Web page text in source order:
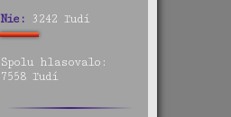
Nie: 3242 ľudí
Spolu hlasovalo:
7558 ľudí